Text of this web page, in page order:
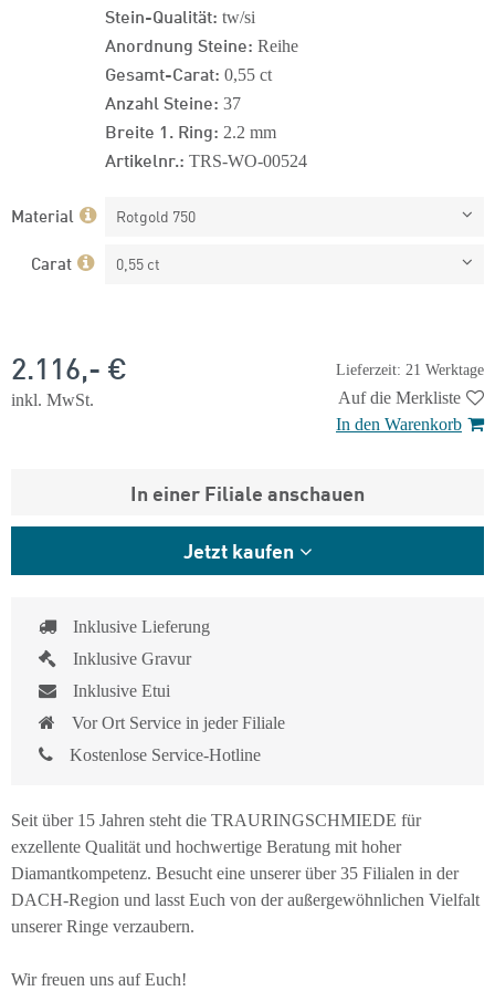
Stein-Qualität: tw/si
Anordnung Steine: Reihe
Gesamt-Carat: 0,55 ct
Anzahl Steine: 37
Breite 1. Ring: 2.2 mm
Artikelnr.: TRS-WO-00524
Material Rotgold 750
Carat 0,55 ct
Lieferzeit: 21 Werktage
2.116,- €
inkl. MwSt.
Auf die Merkliste
In den Warenkorb
In einer Filiale anschauen
Jetzt kaufen
Inklusive Lieferung
Inklusive Gravur
Inklusive Etui
Vor Ort Service in jeder Filiale
Kostenlose Service-Hotline
Seit über 15 Jahren steht die TRAURINGSCHMIEDE für
exzellente Qualität und hochwertige Beratung mit hoher
Diamantkompetenz. Besucht eine unserer über 35 Filialen in der
DACH-Region und lasst Euch von der außergewöhnlichen Vielfalt
unserer Ringe verzaubern.
Wir freuen uns auf Euch!